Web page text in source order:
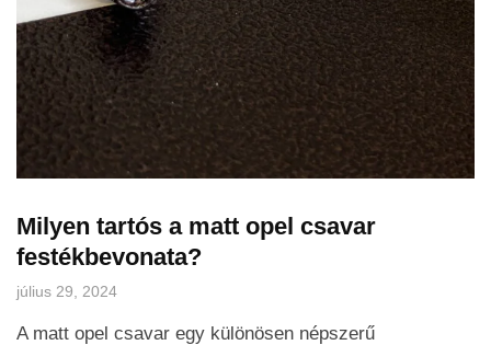
Milyen tartós a matt opel csavar
festékbevonata?
július 29, 2024
A matt opel csavar egy különösen népszerű